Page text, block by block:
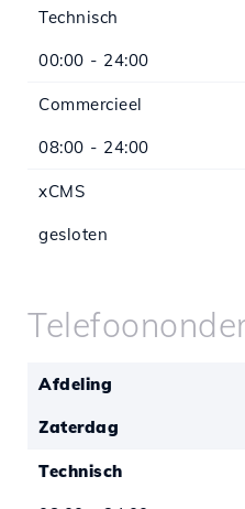
Technisch
00:00 - 24:00
Commercieel
08:00 - 24:00
xCMS
gesloten
Afdeling
Zaterdag
Technisch